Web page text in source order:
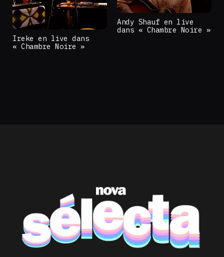
Ireke en live dans
« Chambre Noire »
Andy Shauf en live
dans « Chambre Noire »